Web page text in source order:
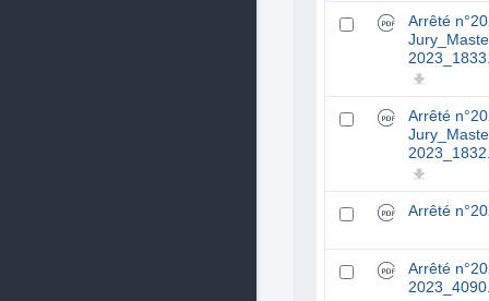
Arrêté
Arrêté
Arrêté
Arrêté